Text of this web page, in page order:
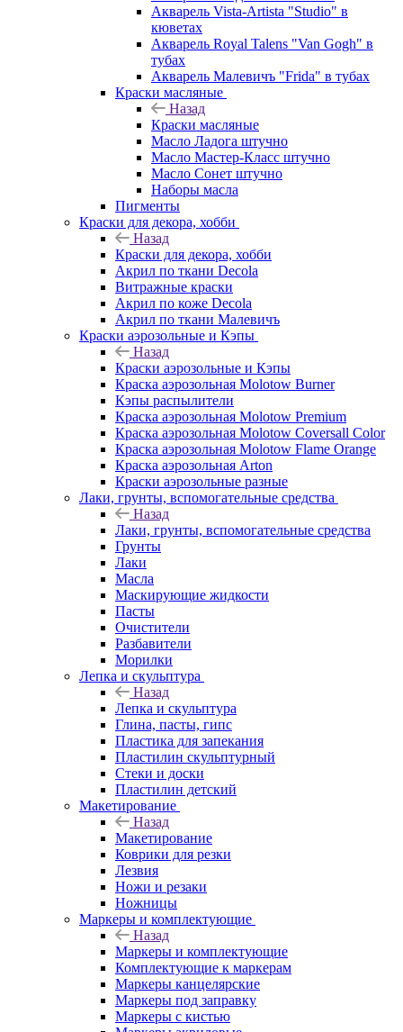
Акварель Vista-Artista "Studio" в
кюветах
Акварель Royal Talens "Van Gogh" в
тубах
Акварель Малевичъ "Frida" в тубах
Краски масляные
Назад
Краски масляные
Масло Ладога штучно
Масло Мастер-Класс штучно
Масло Сонет штучно
Наборы масла
Пигменты
Краски для декора, хобби
Назад
Краски для декора, хобби
Акрил по ткани Decola
Витражные краски
Акрил по коже Decola
Акрил по ткани Малевичъ
Краски аэрозольные и Кэпы
Назад
Краски аэрозольные и Кэпы
Краска аэрозольная Molotow Burner
Кэпы распылители
Краска аэрозольная Molotow Premium
Краска аэрозольная Molotow Coversall Color
Краска аэрозольная Molotow Flame Orange
Краска аэрозольная Arton
Краски аэрозольные разные
Лаки, грунты, вспомогательные средства
Назад
Лаки, грунты, вспомогательные средства
Грунты
Лаки
Масла
Маскирующие жидкости
Пасты
Очистители
Разбавители
Морилки
Лепка и скульптура
Назад
Лепка и скульптура
Глина, пасты, гипс
Пластика для запекания
Пластилин скульптурный
Стеки и доски
Пластилин детский
Макетирование
Назад
Макетирование
Коврики для резки
Лезвия
Ножи и резаки
Ножницы
Маркеры и комплектующие
Назад
Маркеры и комплектующие
Комплектующие к маркерам
Маркеры канцелярские
Маркеры под заправку
Маркеры с кистью